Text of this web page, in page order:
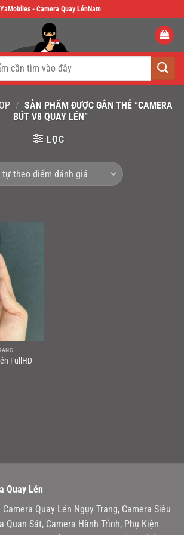
YaMobiles - Camera Quay LénNam
/ SẢN PHẨM ĐƯỢC GẮN THẺ “CAMERA
BÚT V8 QUAY LÉN”
LỌC
FullHD –
Quay Lén
Quay Lén Ngụy Trang, Camera Siêu
Quan Sát, Camera Hành Trình, Phụ Kiện